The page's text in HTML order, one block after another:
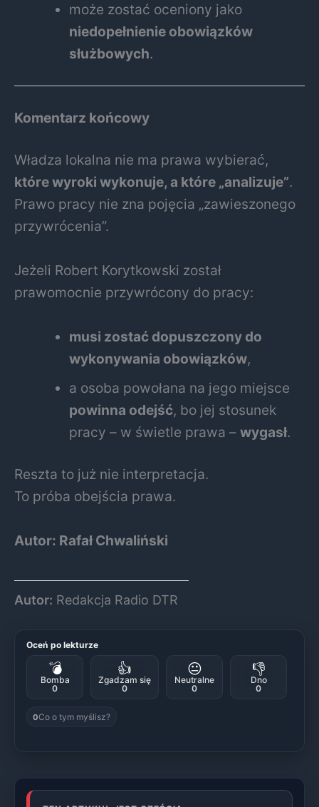
może zostać oceniony jako
niedopełnienie obowiązków
służbowych.
Komentarz końcowy
Władza lokalna nie ma prawa wybierać,
które wyroki wykonuje, a które „analizuje”.
Prawo pracy nie zna pojęcia „zawieszonego
przywrócenia”.
Jeżeli Robert Korytkowski został
prawomocnie przywrócony do pracy:
musi zostać dopuszczony do
wykonywania obowiązków,
a osoba powołana na jego miejsce
powinna odejść, bo jej stosunek
pracy – w świetle prawa –wygasł.
Reszta to już nie interpretacja.
To próba obejścia prawa.
Autor: Rafał Chwaliński
Autor: Redakcja Radio DTR
Oceń po lekturze
💣
Bomba
0
👍
Zgadzam się
0
😐
Neutralne
0
👎
Dno
0
0Co o tym myślisz?